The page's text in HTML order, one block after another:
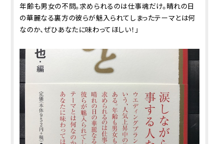
年齢も男女の不問。求められるのは仕事魂だけ。晴れの日
の華麗なる裏方の彼らが魅入られてしまったテーマとは何
なのか、ぜひあなたに味わってほしい！」